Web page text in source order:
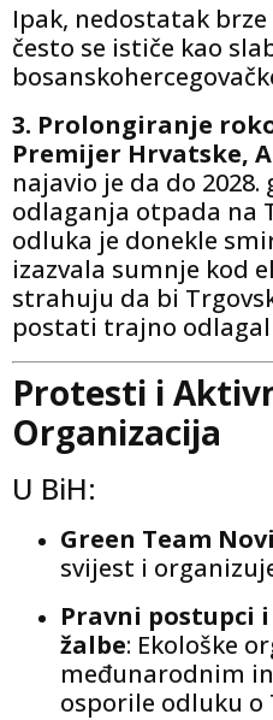
Ipak, nedostatak
često se ističe kao
3. Prolongiranje
Premijer Hrvatske,
najavio je da do
odlaganja otpada na
odluka je donekle
izazvala sumnje kod
strahuju da bi
postati trajno
Protesti i
Organizacija
U BiH:
Green Team
svijest i
Pravni postupci
žalbe: Ekološke
međunarodnim
osporile odluku o